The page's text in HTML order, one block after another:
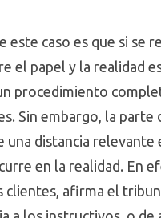
este caso es que si se
el papel y la realidad
procedimiento
Sin embargo, la
una distancia
en la realidad. En
clientes, afirma el